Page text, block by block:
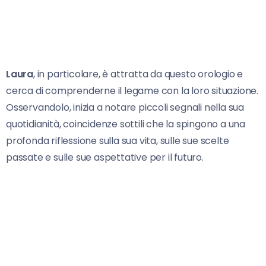
Laura, in particolare, è attratta da questo orologio e
cerca di comprenderne il legame con la loro situazione.
Osservandolo, inizia a notare piccoli segnali nella sua
quotidianità, coincidenze sottili che la spingono a una
profonda riflessione sulla sua vita, sulle sue scelte
passate e sulle sue aspettative per il futuro.